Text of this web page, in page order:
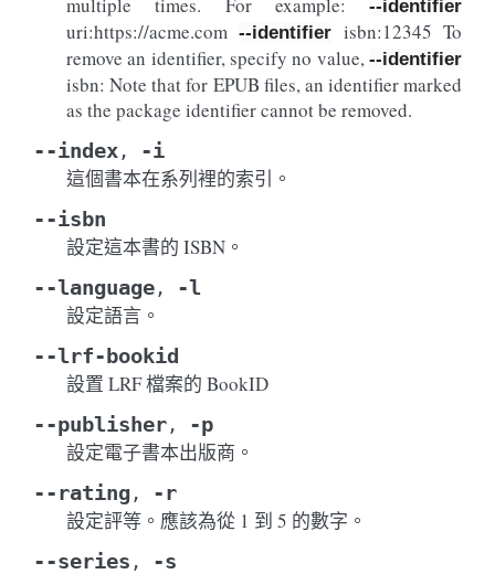
--identifier
uri:https://acme.com--identifier isbn:12345 To
remove an identifier, specify no value, --identifier
isbn: Note that for EPUB files, an identifier marked
as the package identifier cannot be removed.
--index , -i
這個書本在系列裡的索引。
--isbn
設定這本書的 ISBN。
--language , -l
設定語言。
--lrf-bookid
設置 LRF 檔案的 BookID
--publisher , -p
設定電子書本出版商。
--rating , -r
設定評等。應該為從 1 到 5 的數字。
--series , -s